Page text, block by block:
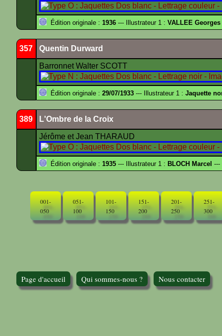
Édition originale : 1936 --- Illustrateur 1 : VALLEE Georges
357 Quentin Durward
Barronnet Walter SCOTT
Édition originale : 29/07/1933 --- Illustrateur 1 : Jaquette
389 L'Ombre de la Croix
Jérôme et Jean THARAUD
Édition originale : 1935 --- Illustrateur 1 : BLOCH Marcel ---
001-
050
051-
100
101-
150
151-
200
201-
250
251-
300
Page d'accueil Qui sommes-nous ? Nous contacter